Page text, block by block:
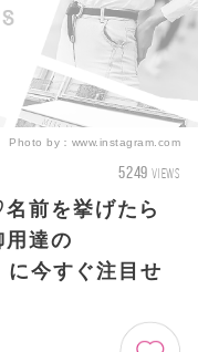
Photo by： www.instagram.com
5249 VIEWS
前を挙げたら
用達の
に今すぐ注目せ